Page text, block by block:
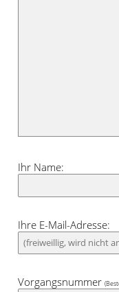
Grautöne
betten Sie
Charakter
Ihr Name:
Ihre E-Mail-Adresse:
Vorgangsnummer